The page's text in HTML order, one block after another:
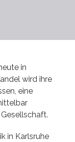
in
wird ihre
eine
in Karlsruhe